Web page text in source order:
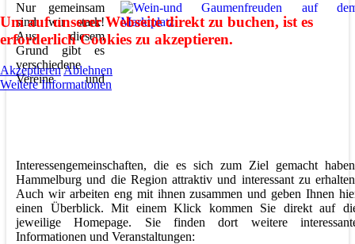
Nur gemeinsam
sind wir stark!
Aus diesem
Grund gibt es
verschiedene
Vereine und
Interessengemeinschaften, die es sich zum Ziel gemacht
Hammelburg und die Region attraktiv und interessant zu
Auch wir arbeiten eng mit ihnen zusammen und geben Ihnen
einen Überblick. Mit einem Klick kommen Sie direkt auf
jeweilige Homepage. Sie finden dort weitere
Informationen und Veranstaltungen:
Um auf unserer Webseite direkt zu buchen, ist es
erforderlich Cookies zu akzeptieren.
AkzeptierenAblehnen
Weitere Informationen